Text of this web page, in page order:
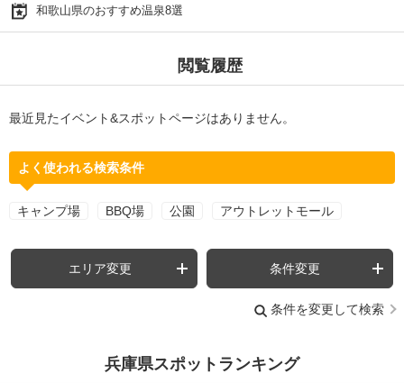
和歌山県のおすすめ温泉8選
閲覧履歴
最近見たイベント&スポットページはありません。
よく使われる検索条件
キャンプ場 BBQ場 公園 アウトレットモール
エリア変更 条件変更
条件を変更して検索
兵庫県スポットランキング